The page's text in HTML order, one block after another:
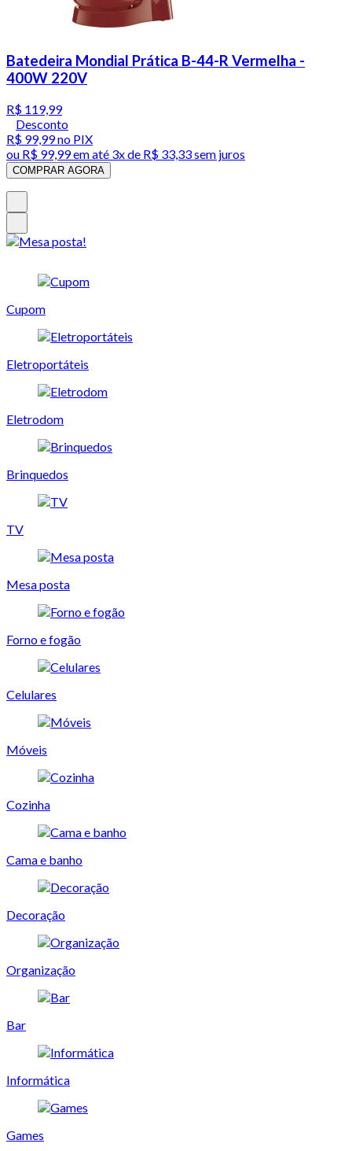
Batedeira Mondial Prática B-44-R Vermelha -
400W 220V
R$ 119,99
Desconto
R$ 99,99no PIX
ou R$ 99,99em até 3x de R$ 33,33 sem juros
COMPRAR AGORA
Cupom
Eletroportáteis
Eletrodom
Brinquedos
TV
Mesa posta
Forno e fogão
Celulares
Móveis
Cozinha
Cama e banho
Decoração
Organização
Bar
Informática
Games